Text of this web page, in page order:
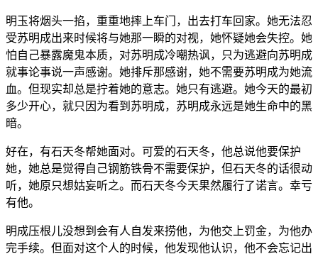
明玉将烟头一掐，重重地摔上车门，出去打车回家。她无法忍
受苏明成出来时候将与她那一瞬的对视，她怀疑她会失控。她
怕自己暴露魔鬼本质，对苏明成冷嘲热讽，只为逃避向苏明成
就事论事说一声感谢。她排斥那感谢，她不需要苏明成为她流
血。但现实却总是拧着她的意志。她只有逃避。她今天的最初
多少开心，就只因为看到苏明成，苏明成永远是她生命中的黑
暗。
好在，有石天冬帮她面对。可爱的石天冬，他总说他要保护
她，她总是觉得自己钢筋铁骨不需要保护，但石天冬的话很动
听，她原只想姑妄听之。而石天冬今天果然履行了诺言。幸亏
有他。
明成压根儿没想到会有人自发来捞他，为他交上罚金，为他办
完手续。但面对这个人的时候，他发现他认识，他不会忘记出